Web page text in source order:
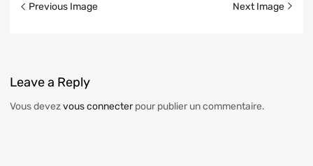
Previous Image Next Image
Leavea Reply
Vous devezvous connecterpour publier un commentaire.